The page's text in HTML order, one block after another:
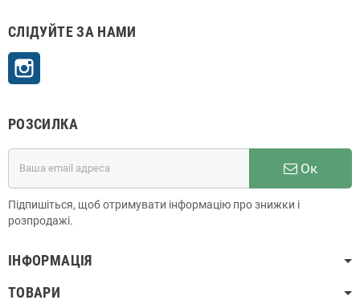
СЛІДУЙТЕ ЗА НАМИ
РОЗСИЛКА
Ок
Підпишіться, щоб отримувати інформацію про знижки і
розпродажі.
ІНФОРМАЦІЯ
ТОВАРИ